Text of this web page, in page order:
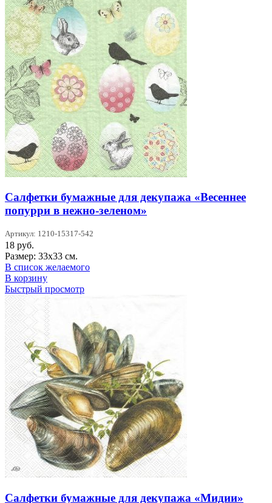
Салфетки бумажные для декупажа «Весеннее
попурри в нежно-зеленом»
Артикул: 1210-15317-542
18 руб.
Размер: 33х33 см.
В список желаемого
В корзину
Быстрый просмотр
Салфетки бумажные для декупажа «Мидии»